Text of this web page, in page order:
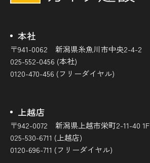
本社
〒941-0062 新潟県糸魚川市中央2-4-2
025-552-0456 (本社)
0120-470-456 (フリーダイヤル)
上越店
〒942-0072 新潟県上越市栄町2-11-40 1F
025-530-6711 (上越店)
0120-696-711 (フリーダイヤル)